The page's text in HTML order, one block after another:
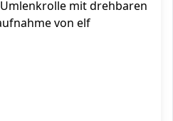
mit drehbaren
von elf